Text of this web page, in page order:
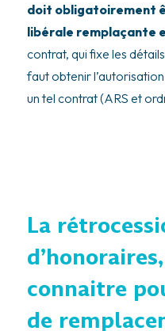
doit obligatoirement
libérale remplaçante
contrat, qui fixe les
faut obtenir
un tel contrat (ARS et
La
connaitre
de